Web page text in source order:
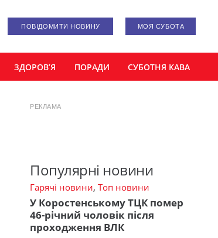
ПОВІДОМИТИ НОВИНУ МОЯ СУБОТА
ЗДОРОВ’Я ПОРАДИ СУБОТНЯ КАВА
РЕКЛАМА
Популярні новини
Гарячі новини, Топ новини
У Коростенському ТЦК помер
46-річний чоловік після
проходження ВЛК